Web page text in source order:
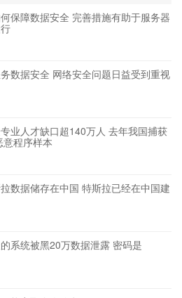
保障数据安全 完善措施有助于服务器
数据安全 网络安全问题日益受到重视
业人才缺口超140万人 去年我国捕获
程序样本
数据储存在中国 特斯拉已经在中国建
系统被黑20万数据泄露 密码是